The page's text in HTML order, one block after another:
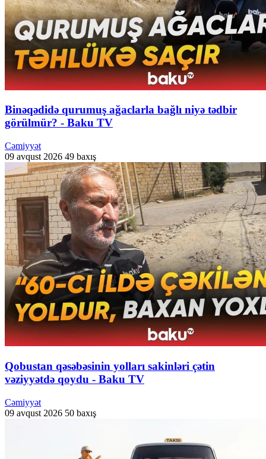
Binəqədidə qurumuş ağaclarla bağlı niyə tədbir
görülmür? - Baku TV
Cəmiyyət
09 avqust 2026 49 baxış
Qobustan qəsəbəsinin yolları sakinləri çətin
vəziyyətdə qoydu - Baku TV
Cəmiyyət
09 avqust 2026 50 baxış